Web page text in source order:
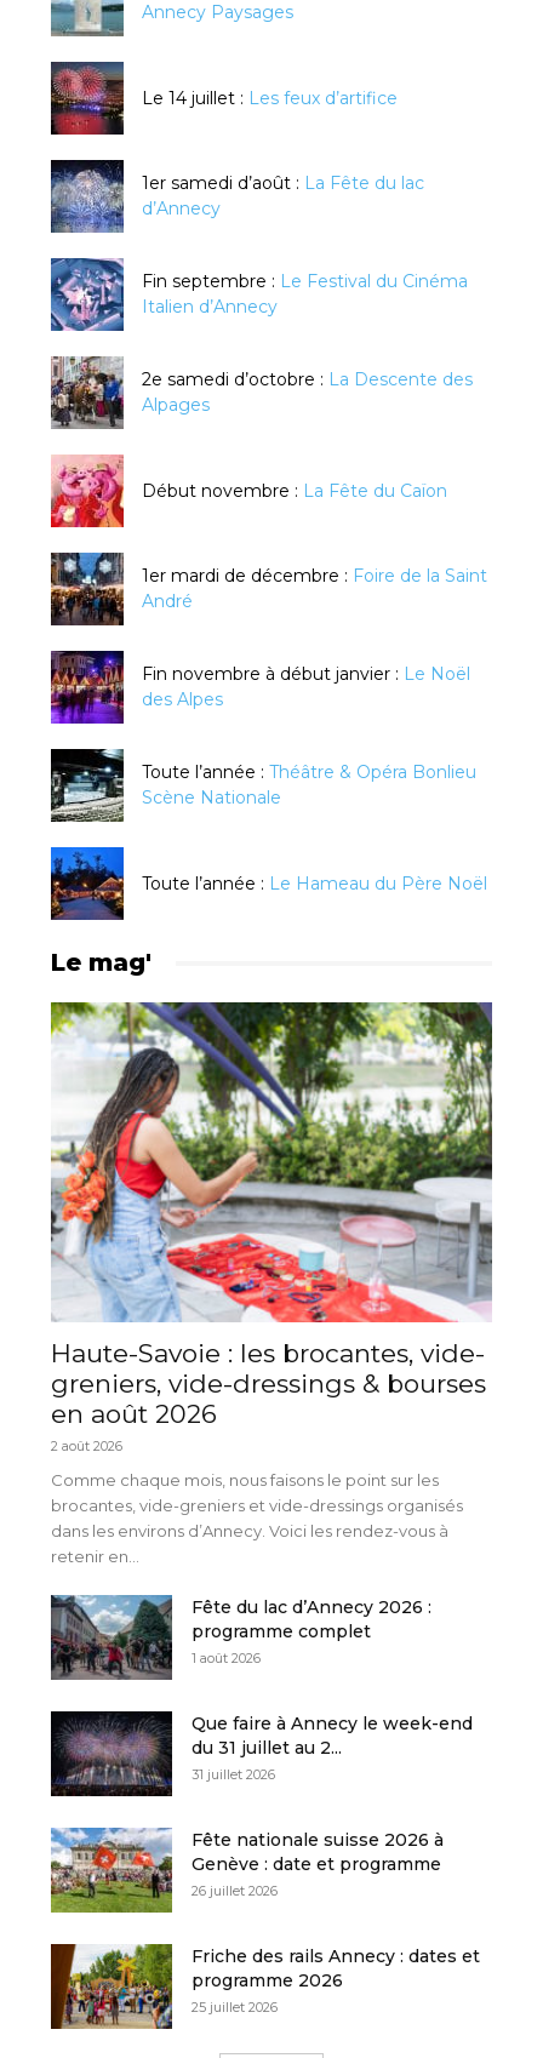
Annecy Paysages
Le 14 juillet : Les feux d’artifice
1er samedi d’août : La Fête du lac
d’Annecy
Fin septembre : Le Festival du Cinéma
Italien d’Annecy
2e samedi d’octobre : La Descente des
Alpages
Début novembre : La Fête du Caïon
1er mardi de décembre : Foire de la Saint
André
Fin novembre à début janvier : Le Noël
des Alpes
Toute l’année : Théâtre & Opéra Bonlieu
Scène Nationale
Toute l’année : Le Hameau du Père Noël
Le mag'
Haute-Savoie : les brocantes, vide-
greniers, vide-dressings & bourses
en août 2026
2 août 2026
Comme chaque mois, nous faisons le point sur les
brocantes, vide-greniers et vide-dressings organisés
dans les environs d’Annecy. Voici les rendez-vous à
retenir en...
Fête du lac d’Annecy 2026 :
programme complet
1 août 2026
Que faire à Annecy le week-end
du 31 juillet au 2...
31 juillet 2026
Fête nationale suisse 2026 à
Genève : date et programme
26 juillet 2026
Friche des rails Annecy : dates et
programme 2026
25 juillet 2026